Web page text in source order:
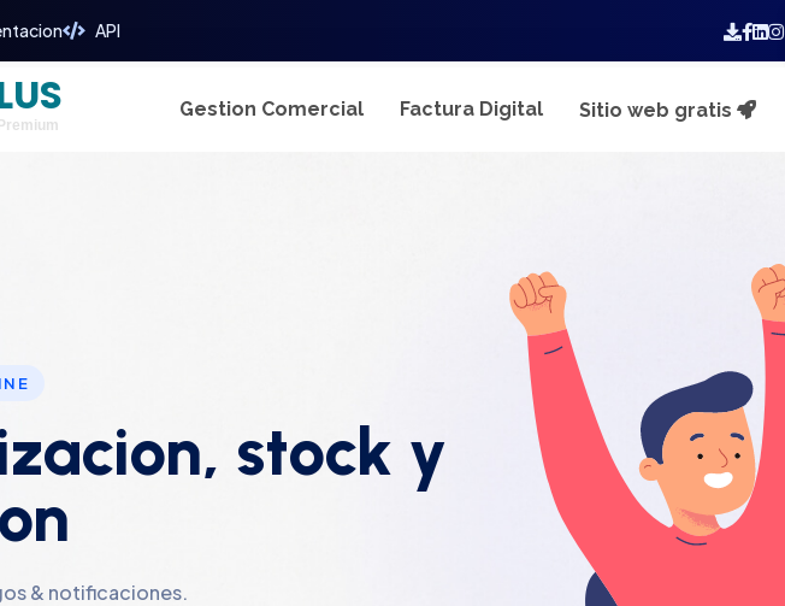
API
tu éxito
Gestion Comercial Factura Digital Sitio web gratis
stock y
& notificaciones.